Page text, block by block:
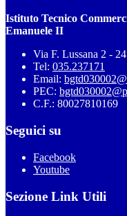
Istituto Tecnico
Emanuele II
Via F. Lussana 2 -
Tel: 035.237171
Email:
PEC:
C.F.: 80027810169
Seguici su
Facebook
Youtube
Sezione Link Utili